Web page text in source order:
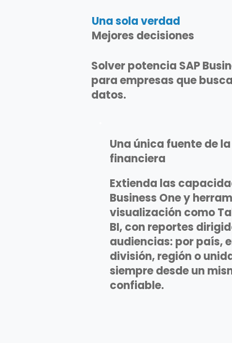
Una sola verdad
Mejores decisiones
Solver potencia SAP
para empresas que
datos.
Una única fuente de
financiera
Extienda las
Business One y
visualización como
BI, con reportes
audiencias: por país,
división, región o
siempre desde un
confiable.